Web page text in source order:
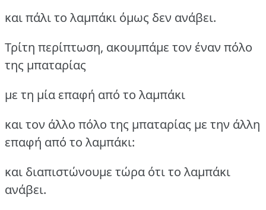
και πάλι το λαμπάκι όμως δεν ανάβει.
Τρίτη περίπτωση, ακουμπάμε τον έναν πόλο
της μπαταρίας
με τη μία επαφή από το λαμπάκι
και τον άλλο πόλο της μπαταρίας με την άλλη
επαφή από το λαμπάκι:
και διαπιστώνουμε τώρα ότι το λαμπάκι
ανάβει.